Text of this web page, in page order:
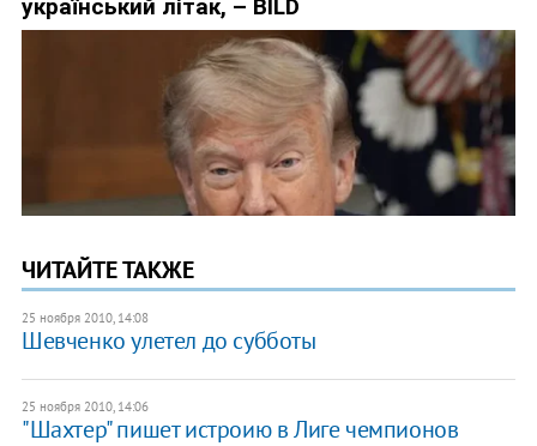
ЧИТАЙТЕ ТАКЖЕ
25 ноября 2010, 14:08
Шевченко улетел до субботы
25 ноября 2010, 14:06
"Шахтер" пишет истроию в Лиге чемпионов